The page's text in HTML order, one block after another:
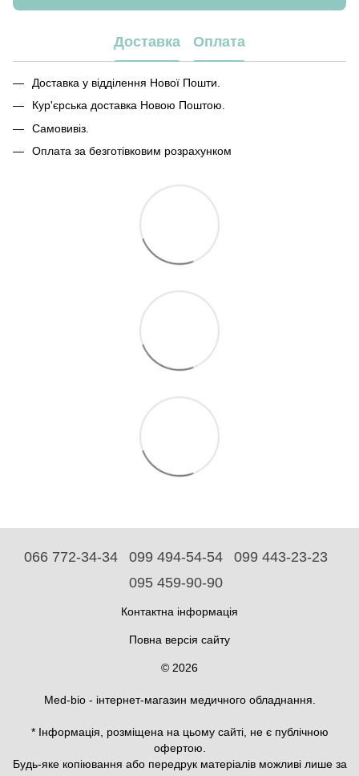
Доставка Оплата
Доставка у відділення Нової Пошти.
Кур'єрська доставка Новою Поштою.
Самовивіз.
Оплата за безготівковим розрахунком
066 772-34-34 099 494-54-54
099 443-23-23
095 459-90-90
Контактна інформація
Повна версія сайту
© 2026
Med-bio - інтернет-магазин медичного обладнання.
* Інформація, розміщена на цьому сайті, не є публічною
офертою.
Будь-яке копіювання або передрук матеріалів можливі лише за